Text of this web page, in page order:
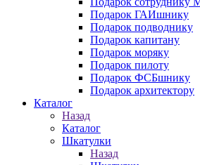
Подарок ГАИшнику
Подарок подводнику
Подарок капитану
Подарок моряку
Подарок пилоту
Подарок ФСБшнику
Подарок архитектору
Каталог
Назад
Каталог
Шкатулки
Назад